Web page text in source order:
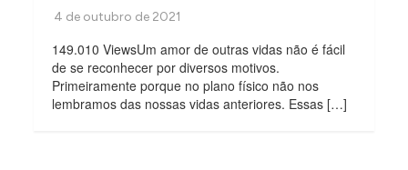
149.010 ViewsUm amor de outras vidas não é fácil
de se reconhecer por diversos motivos.
Primeiramente porque no plano físico não nos
lembramos das nossas vidas anteriores. Essas […]